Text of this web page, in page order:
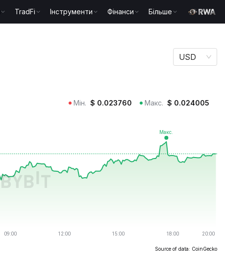
TradFi Інструменти Фінанси Більше
USD
Мін. $ 0.023760 Макс. $ 0.024005
Source of data: CoinGecko